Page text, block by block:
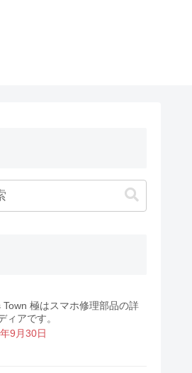
Town 極はスマホ修理部品の詳
ィアです。
9月30日